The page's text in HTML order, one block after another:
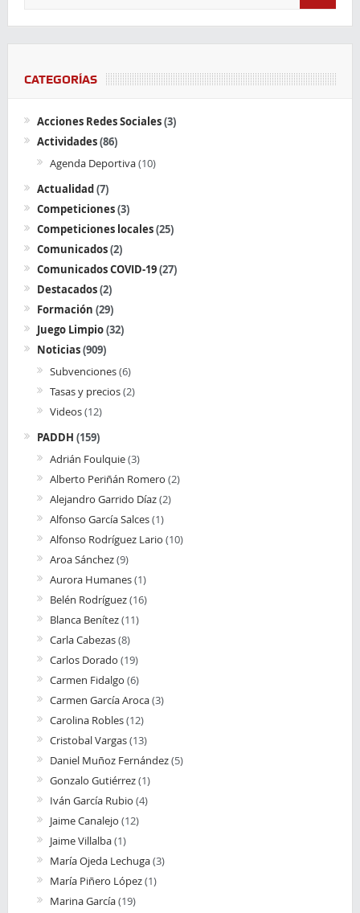
CATEGORÍAS
Acciones Redes Sociales(3)
Actividades(86)
Agenda Deportiva(10)
Actualidad (7)
Competiciones(3)
Competiciones locales(25)
Comunicados(2)
Comunicados COVID-19(27)
Destacados(2)
Formación (29)
Juego Limpio(32)
Noticias(909)
Subvenciones(6)
Tasas y precios(2)
Videos(12)
PADDH (159)
Adrián Foulquie(3)
Alberto Periñán Romero (2)
Alejandro Garrido Díaz(2)
Alfonso García Salces(1)
Alfonso Rodríguez Lario (10)
Aroa Sánchez(9)
Aurora Humanes(1)
Belén Rodríguez(16)
Blanca Benítez(11)
Carla Cabezas(8)
Carlos Dorado (19)
Carmen Fidalgo (6)
Carmen García Aroca(3)
Carolina Robles(12)
Cristobal Vargas(13)
Daniel Muñoz Fernández(5)
Gonzalo Gutiérrez(1)
Iván García Rubio (4)
Jaime Canalejo (12)
Jaime Villalba(1)
María Ojeda Lechuga(3)
María Piñero López(1)
Marina García(19)